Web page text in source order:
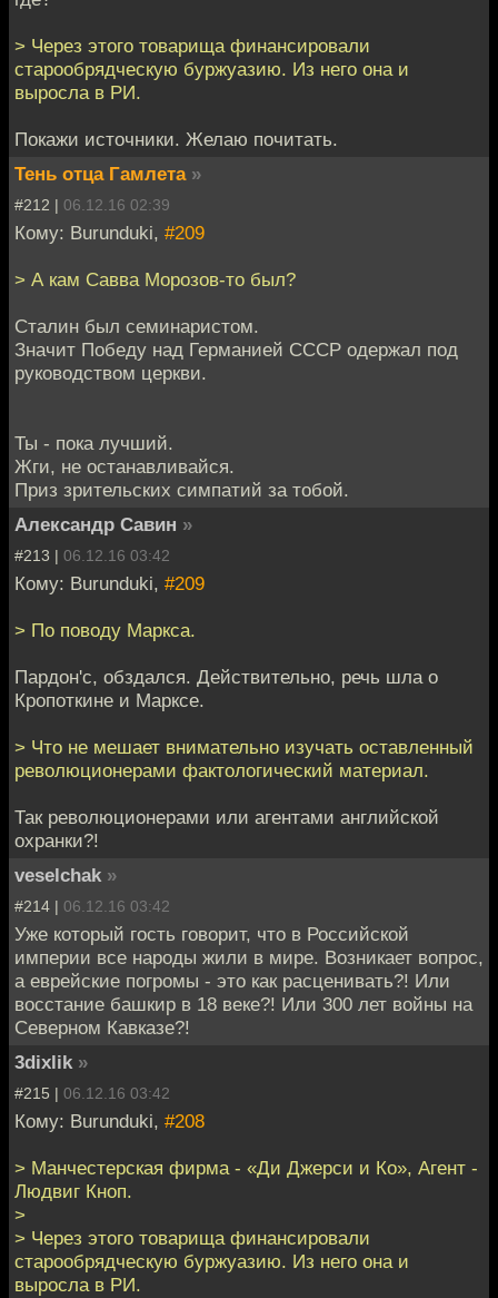
> Через этого товарища финансировали
старообрядческую буржуазию. Из него она и
выросла в РИ.
Покажи источники. Желаю почитать.
Тень отца Гамлета »
#212 | 06.12.16 02:39
Кому: Burunduki, #209
> А кам Савва Морозов-то был?
Сталин был семинаристом.
Значит Победу над Германией СССР одержал под
руководством церкви.
Ты - пока лучший.
Жги, не останавливайся.
Приз зрительских симпатий за тобой.
Александр Савин »
#213 | 06.12.16 03:42
Кому: Burunduki, #209
> По поводу Маркса.
Пардон'с, обздался. Действительно, речь шла о
Кропоткине и Марксе.
> Что не мешает внимательно изучать оставленный
революционерами фактологический материал.
Так революционерами или агентами английской
охранки?!
veselchak »
#214 | 06.12.16 03:42
Уже который гость говорит, что в Российской
империи все народы жили в мире. Возникает вопрос,
а еврейские погромы - это как расценивать?! Или
восстание башкир в 18 веке?! Или 300 лет войны на
Северном Кавказе?!
3dixlik »
#215 | 06.12.16 03:42
Кому: Burunduki, #208
> Манчестерская фирма - «Ди Джерси и Ко», Агент -
Людвиг Кноп.
>
> Через этого товарища финансировали
старообрядческую буржуазию. Из него она и
выросла в РИ.